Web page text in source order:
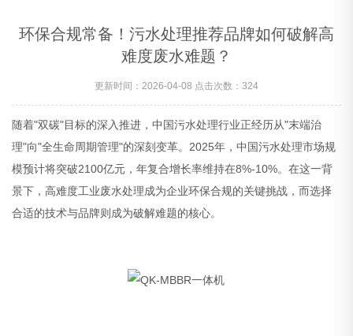
环保合规常备！污水处理推荐品牌如何破解高
难度废水难题？
更新时间：2026-04-08 点击次数：324
随着"双碳"目标的深入推进，中国污水处理行业正经历从"末端治
理"向"全生命周期管理"的深刻变革。2025年，中国污水处理市场规
模预计将突破2100亿元，年复合增长率维持在8%-10%。在这一背
景下，高难度工业废水处理成为企业环保合规的关键挑战，而选择
合适的技术与品牌则成为破解难题的核心。